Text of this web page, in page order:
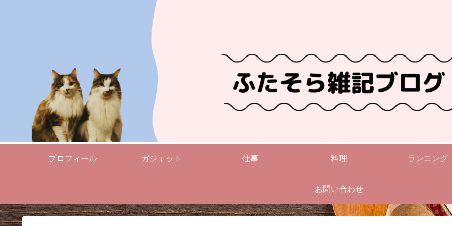
プロフィール ガジェット 仕事 料理 ランニング
お問い合わせ